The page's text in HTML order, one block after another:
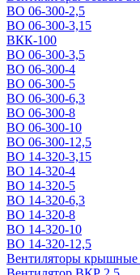
ВО 06-300-2,5
ВО 06-300-3,15
ВКК-100
ВО 06-300-3,5
ВО 06-300-4
ВО 06-300-5
ВО 06-300-6,3
ВО 06-300-8
ВО 06-300-10
ВО 06-300-12,5
ВО 14-320-3,15
ВО 14-320-4
ВО 14-320-5
ВО 14-320-6,3
ВО 14-320-8
ВО 14-320-10
ВО 14-320-12,5
Вентиляторы